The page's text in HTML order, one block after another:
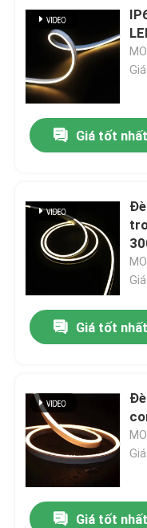
Giá tốt nhất
Giá tốt nhất
Giá tốt nhất